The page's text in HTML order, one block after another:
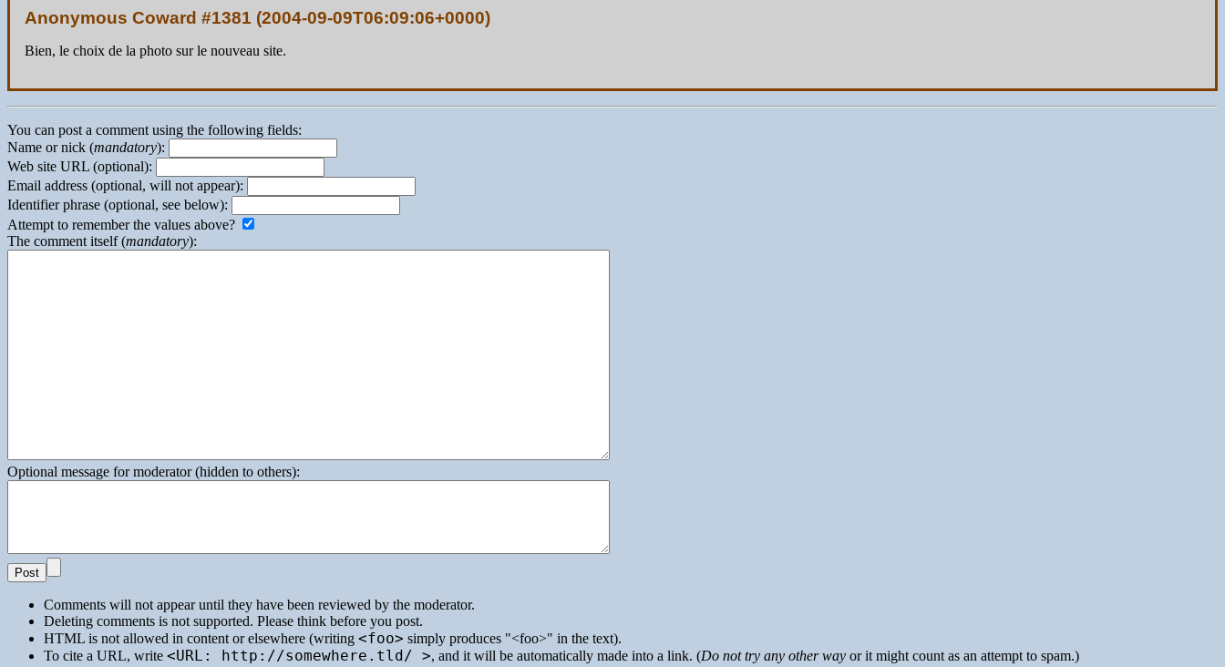
Anonymous Coward #1381 (2004-09-09T06:09:06+0000)
Bien, le choix de la photo sur le nouveau site.
You can post a comment using the following fields:
Name or nick (mandatory):
Web site URL (optional):
Email address (optional, will not appear):
Identifier phrase (optional, see below):
Attempt to remember the values above?
The comment itself (mandatory):
Optional message for moderator (hidden to others):
Comments will not appear until they have been reviewed by the moderator.
Deleting comments is not supported. Please think before you post.
HTML is not allowed in content or elsewhere (writing <foo> simply produces <foo>
in the text).
To cite a URL, write <URL: http://somewhere.tld/ >, and it will be automatically made into a link. (Do not try any other way or it might count as an attempt to spam.)